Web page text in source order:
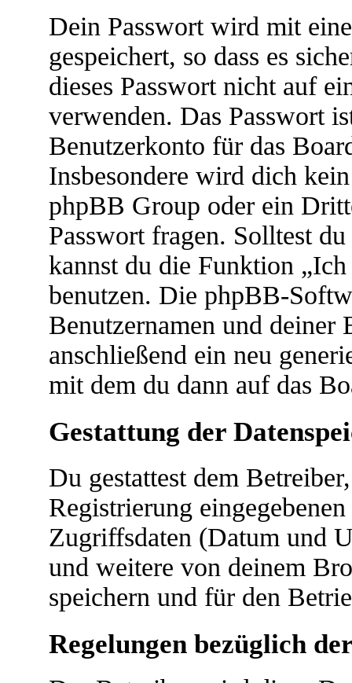
Dein Passwort wird mit
gespeichert, so dass es
dieses Passwort nicht auf
verwenden. Das Passwort
Benutzerkonto für das
Insbesondere wird dich
phpBB Group oder ein
Passwort fragen. Solltest
kannst du die Funktion „Ich
benutzen. Die phpBB-
Benutzernamen und deiner
anschließend ein neu
mit dem du dann auf das
Gestattung der
Du gestattest dem
Registrierung
Zugriffsdaten (Datum und
und weitere von deinem
speichern und für den
Regelungen bezüglich